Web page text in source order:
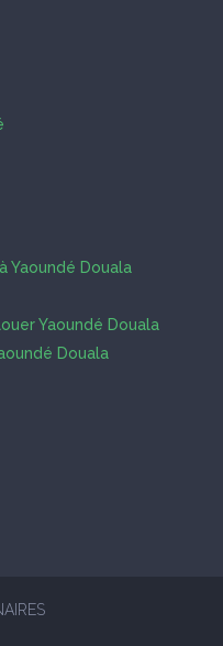
Yaoundé Douala
Yaoundé Douala
Douala